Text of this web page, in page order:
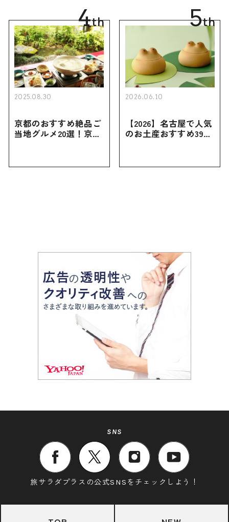
4th
2025.08.30
京都のおすすめ絶品ご
当地グルメ20選！京都
5th
2026.06.10
【2026】名古屋で人気
のお土産おすすめ39選
お土産・ばらまき用ま
SNS
旅サラダプラスの公式SNSをチェックしよう！